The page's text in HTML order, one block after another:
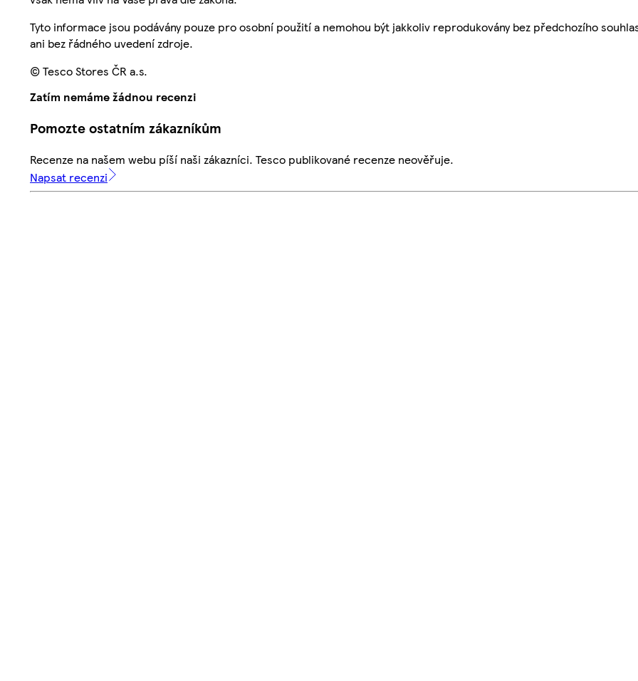
Tyto informace jsou podávány pouze pro osobní použití a nemohou být jakkoliv reprodukovány bez předchozího
ani bez řádného uvedení zdroje.
© Tesco Stores ČR a.s.
Zatím nemáme žádnou recenzi
Pomozte ostatním zákazníkům
Recenze na našem webu píší naši zákazníci. Tesco publikované recenze neověřuje.
Napsat recenzi